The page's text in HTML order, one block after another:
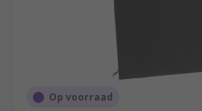
Offices
Op voorraad